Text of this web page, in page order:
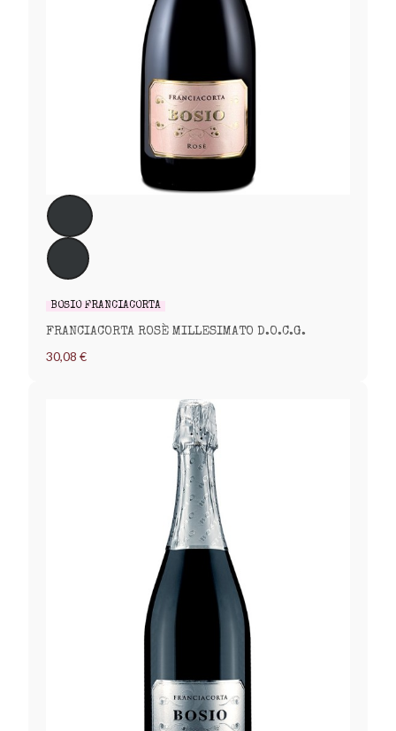
BOSIO FRANCIACORTA
FRANCIACORTA ROSÈ MILLESIMATO D.O.C.G.
30,08 €